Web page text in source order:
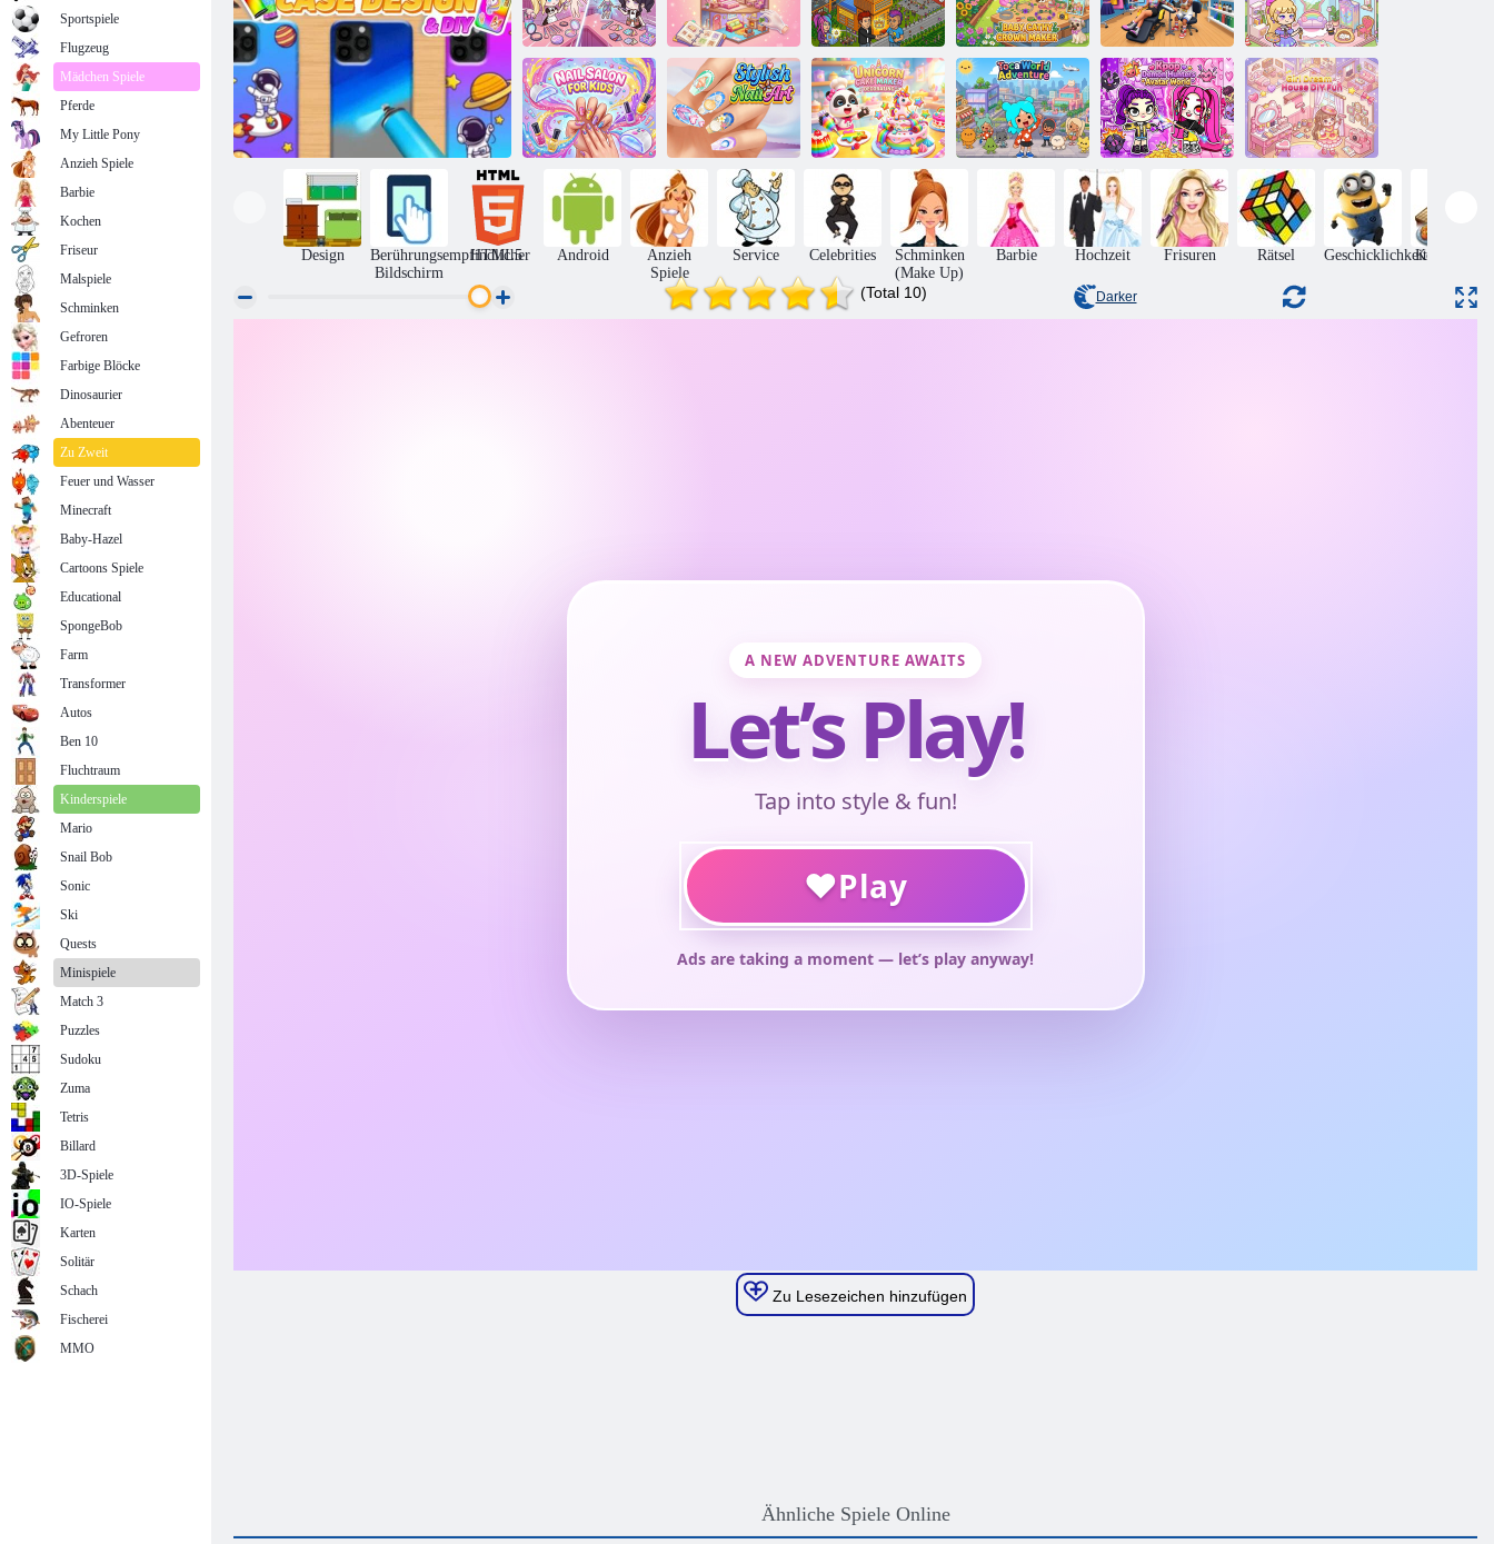
2-Spieler-Spiele
Design Salon
Mein
Puppenhaus -
Decor Life
Habbo Hotel
Baby Cathy
Ep52: Crown
Maker
Ink Shop:
Kleidungs - und
Tattoo-Spiele
Kiki World:
Kawaii-
Puppendekor!
Nagelstudio für
Kinder
Stilvolle
Nagelkunst
Kuchenmacher-
Dekoration
Toca-
Weltabenteuer
Kpop Demon
Hunters Avatar
World
Mädchen-
Traumhaus-
DIY-Spaß
Design
Berührungsempfindlicher
Bildschirm
HTML5 Android
Anzieh
Spiele
Service Celebrities
Schminken
(Make Up)
Barbie Hochzeit Frisuren Rätsel GeschicklichkeitKochspiele
(Total 10) Darker
Zu Lesezeichen hinzufügen
Ähnliche Spiele Online
Sportspiele
Flugzeug
Mädchen Spiele
Pferde
My Little Pony
Anzieh Spiele
Barbie
Kochen
Friseur
Malspiele
Schminken
Gefroren
Farbige Blöcke
Dinosaurier
Abenteuer
Zu Zweit
Feuer und Wasser
Minecraft
Baby-Hazel
Cartoons Spiele
Educational
SpongeBob
Farm
Transformer
Autos
Ben 10
Fluchtraum
Kinderspiele
Mario
Snail Bob
Sonic
Ski
Quests
Minispiele
Match 3
Puzzles
Sudoku
Zuma
Tetris
Billard
3D-Spiele
IO-Spiele
Karten
Solitär
Schach
Fischerei
MMO